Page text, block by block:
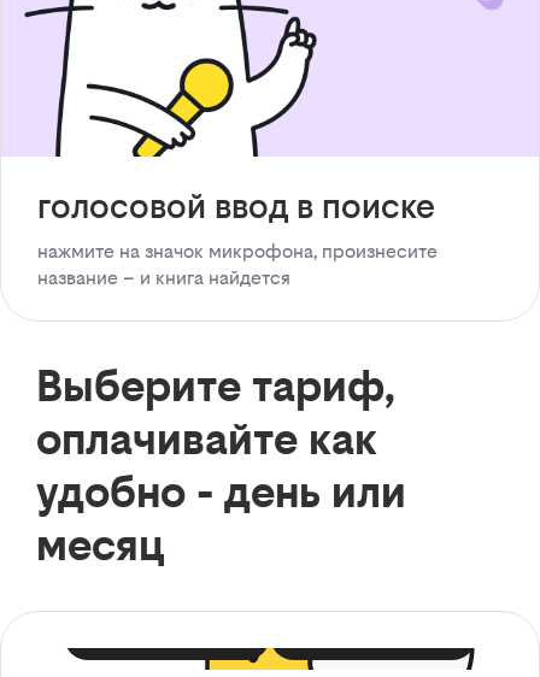
голосовой ввод в поиске
нажмите на значок микрофона, произнесите
название – и книга найдется
Выберите тариф,
оплачивайте как
удобно - день или
месяц